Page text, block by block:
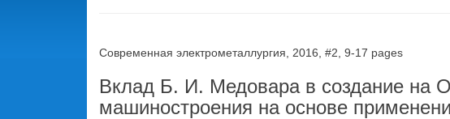
Современная электрометаллургия, 2016, #2, 9-17 pages
Вклад Б. И. Медовара в создание на
машиностроения на основе